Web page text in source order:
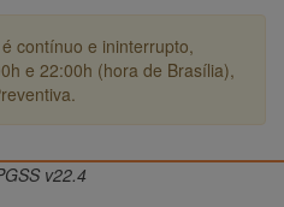
contínuo e ininterrupto,
e 22:00h (hora de Brasília),
v22.4